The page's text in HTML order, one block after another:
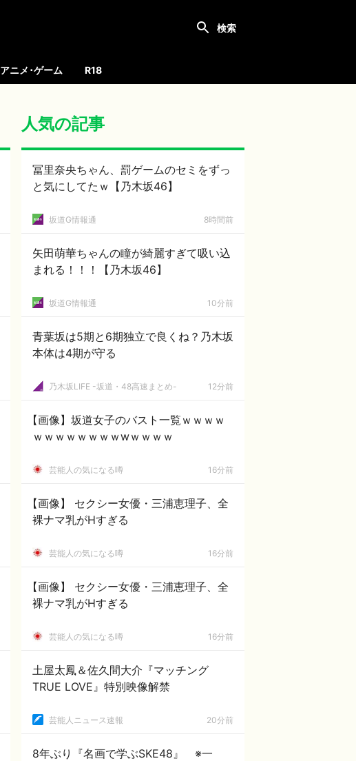
アニメ･ゲーム R18
人気の記事
冨里奈央ちゃん、罰ゲームのセミをずっ
と気にしてたｗ【乃木坂46】
坂道G情報通 8時間前
矢田萌華ちゃんの瞳が綺麗すぎて吸い込
まれる！！！【乃木坂46】
坂道G情報通 10分前
青葉坂は5期と6期独立で良くね？乃木坂
本体は4期が守る
乃木坂LIFE -坂道・48高速まとめ- 12分前
【画像】坂道女子のバスト一覧ｗｗｗｗ
ｗｗｗｗｗｗｗｗwｗｗｗｗ
芸能人の気になる噂 16分前
【画像】 セクシー女優・三浦恵理子、全
裸ナマ乳がHすぎる
芸能人の気になる噂 16分前
【画像】 セクシー女優・三浦恵理子、全
裸ナマ乳がHすぎる
芸能人の気になる噂 16分前
土屋太鳳＆佐久間大介『マッチング
TRUE LOVE』特別映像解禁
芸能人ニュース速報 20分前
8年ぶり『名画で学ぶSKE48』 ※一